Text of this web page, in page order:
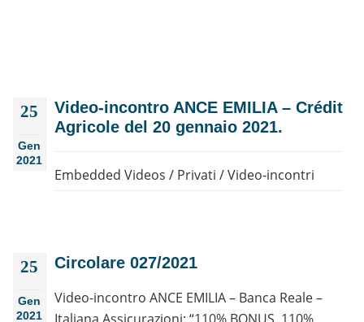
25
Gen
2021
Video-incontro ANCE EMILIA – Crédit
Agricole del 20 gennaio 2021.
Embedded Videos / Privati /Video-incontri
25
Gen
2021
Circolare 027/2021
Video-incontro ANCE EMILIA – Banca Reale –